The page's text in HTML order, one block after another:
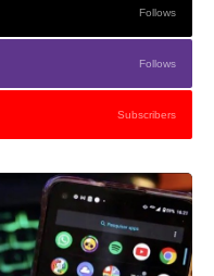
Follows
Follows
Subscribers